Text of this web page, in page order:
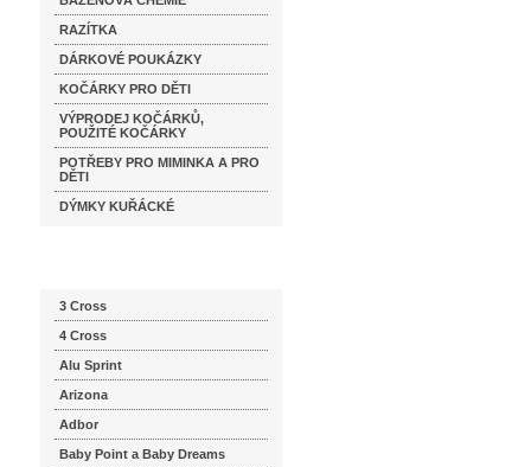
RAZÍTKA
DÁRKOVÉ POUKÁZKY
KOČÁRKY PRO DĚTI
VÝPRODEJ KOČÁRKŮ,
POUŽITÉ KOČÁRKY
POTŘEBY PRO MIMINKA A PRO
DĚTI
DÝMKY KUŘÁCKÉ
3 Cross
4 Cross
Alu Sprint
Arizona
Adbor
Baby Point a Baby Dreams